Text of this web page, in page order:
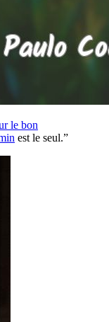
le bon
est le seul.”